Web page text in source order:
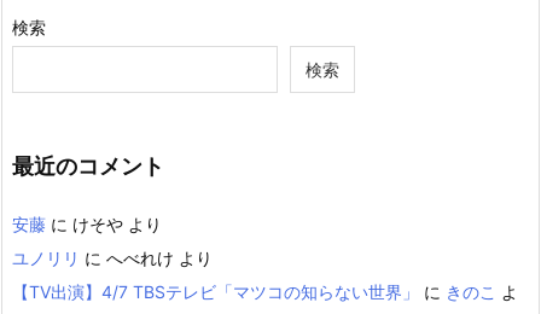
検索
検索
最近のコメント
安藤 に けそや より
ユノリリ に へべれけ より
【TV出演】4/7 TBSテレビ「マツコの知らない世界」
に きのこ よ